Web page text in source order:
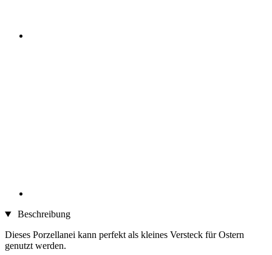
Beschreibung
Dieses Porzellanei kann perfekt als kleines Versteck für Ostern
genutzt werden.